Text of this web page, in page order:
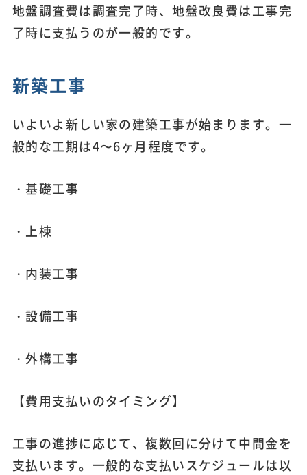
地盤調査費は調査完了時、地盤改良費は工事完
了時に支払うのが一般的です。
新築工事
いよいよ新しい家の建築工事が始まります。一
般的な工期は4〜6ヶ月程度です。
・基礎工事
・上棟
・内装工事
・設備工事
・外構工事
【費用支払いのタイミング】
工事の進捗に応じて、複数回に分けて中間金を
支払います。一般的な支払いスケジュールは以